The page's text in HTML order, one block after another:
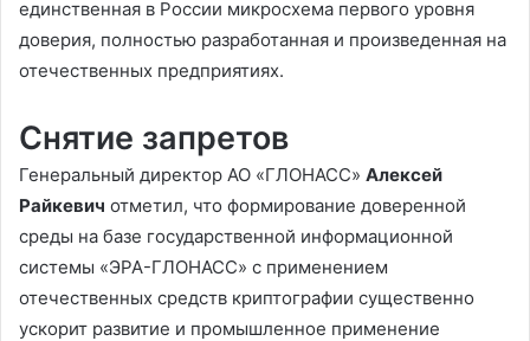
единственная в России микросхема первого уровня
доверия, полностью разработанная и произведенная на
отечественных предприятиях.
Снятие запретов
Генеральный директор АО «ГЛОНАСС» Алексей
Райкевич отметил, что формирование доверенной
среды на базе государственной информационной
системы «ЭРА-ГЛОНАСС» с применением
отечественных средств криптографии существенно
ускорит развитие и промышленное применение